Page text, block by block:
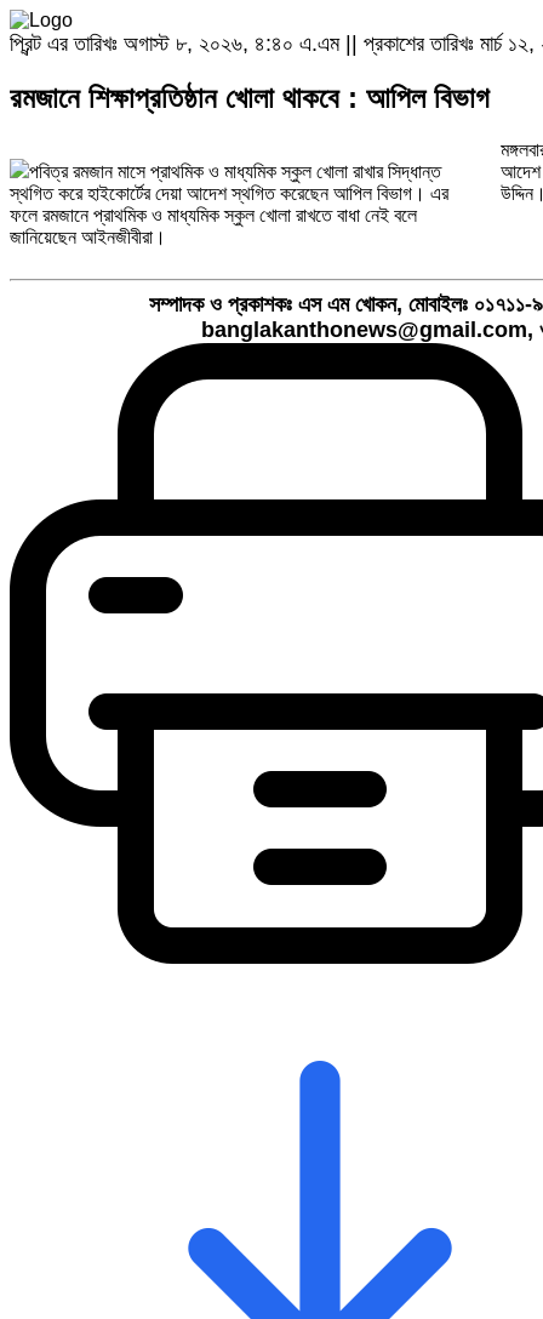
প্রিন্ট এর তারিখঃ অগাস্ট ৮, ২০২৬, ৪:৪০ এ.এম || প্রকাশের তারিখঃ মার্চ
রমজানে শিক্ষাপ্রতিষ্ঠান খোলা থাকবে : আপিল বিভাগ
পবিত্র রমজান মাসে প্রাথমিক ও মাধ্যমিক স্কুল খোলা রাখার সিদ্ধান্ত
স্থগিত করে হাইকোর্টের দেয়া আদেশ স্থগিত করেছেন আপিল বিভাগ। এর
ফলে রমজানে প্রাথমিক ও মাধ্যমিক স্কুল খোলা রাখতে বাধা নেই বলে
জানিয়েছেন আইনজীবীরা।
আদেশ
সম্পাদক ও প্রকাশকঃ এস এম খোকন, মোবাইলঃ
banglakanthonews@gmail.com,